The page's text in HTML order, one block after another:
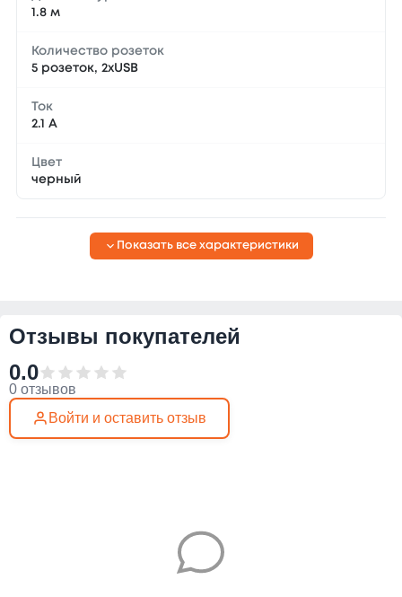
1.8 м
Количество розеток
5 розеток, 2xUSB
Ток
2.1 А
Цвет
черный
Показать все характеристики
Отзывы покупателей
0.0
0 отзывов
Войти и оставить отзыв